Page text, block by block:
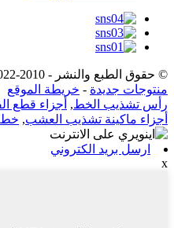
© حقوق الطبع والنشر - 2010-2022: جميع الحقوق محفوظة.
منتوجات جديدة - خريطة الموقع
رأس تشذيب الخط, أجزاء قطع
أجزاء ماكينة تشذيب العشب, خط
ارسل بريد الكتروني
x